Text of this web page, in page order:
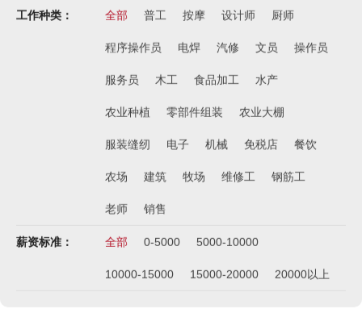
工作种类： 全部 普工 按摩 设计师 厨师
程序操作员 电焊 汽修 文员 操作员
服务员 木工 食品加工 水产
农业种植 零部件组装 农业大棚
服装缝纫 电子 机械 免税店 餐饮
农场 建筑 牧场 维修工 钢筋工
老师 销售
薪资标准： 全部 0-5000 5000-10000
10000-15000 15000-20000 20000以上